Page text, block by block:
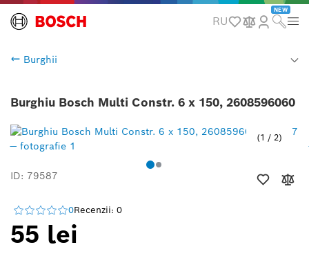
RU
NEW
Burghii
Burghiu Bosch Multi Constr. 6 x 150, 2608596060
1 / 2
ID: 79587
0Recenzii: 0
55 lei